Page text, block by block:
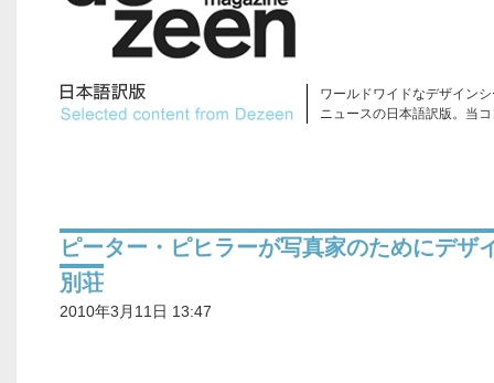
ワールドワイドなデザイン
ニュースの日本語訳版。当
ピーター・ピヒラーが写真家のためにデザ
別荘
2010年3月11日 13:47